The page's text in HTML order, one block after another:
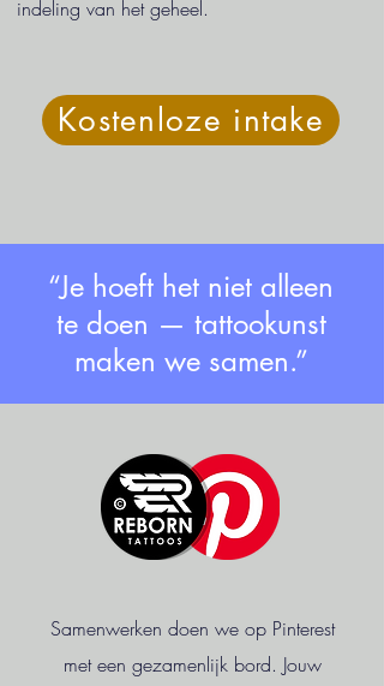
indeling van het geheel.
Kostenloze intake
“Je hoeft het niet alleen
te doen — tattookunst
maken we samen.”
Samenwerken doen we op Pinterest
met een gezamenlijk bord. Jouw